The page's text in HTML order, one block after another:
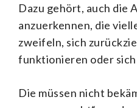
Dazu gehört, auch die
anzuerkennen, die
zweifeln, sich
funktionieren oder
Die müssen nicht